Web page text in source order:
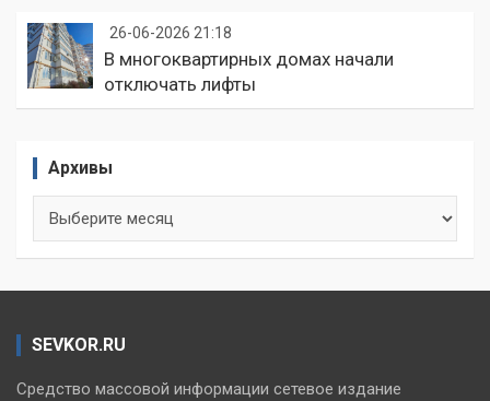
26-06-2026 21:18
В многоквартирных домах начали
отключать лифты
Архивы
SEVKOR.RU
Средство массовой информации сетевое издание